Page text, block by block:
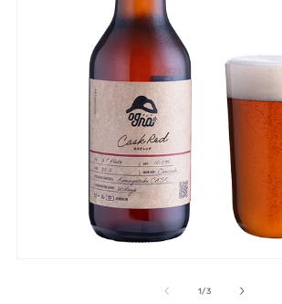
1/の
3